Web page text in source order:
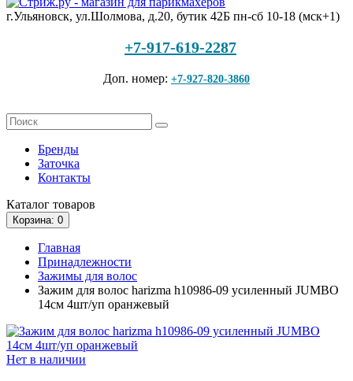
г.Ульяновск, ул.Шолмова, д.20, бутик 42Б пн-сб 10-18 (мск+1)
+7-917-619-2287
Доп. номер: +7-927-820-3860
Бренды
Заточка
Контакты
Каталог товаров
Корзина: 0
Главная
Принадлежности
Зажимы для волос
Зажим для волос harizma h10986-09 усиленный JUMBO
14см 4шт/уп оранжевый
Нет в наличии